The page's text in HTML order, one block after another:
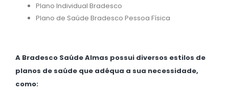
Plano Individual Bradesco
Plano de Saúde Bradesco Pessoa Física
A Bradesco Saúde Almas possui diversos estilos de
planos de saúde que adéqua a sua necessidade,
como: